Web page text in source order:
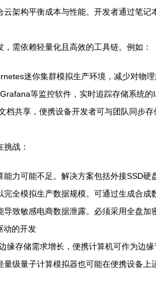
架构平衡成本与性能。开发者通过笔
需依赖轻量化且高效的工具链。例如：
迷你集群模拟生产环境，减少对物理
等监控软件，实时追踪存储系统的
档共享，便携设备开发者可与团队同步存
战：
力可能不足。解决方案包括外接SSD
全模拟生产数据规模。可通过生成合成
致敏感电商数据泄露。必须采用全盘加
动的开发
缘存储需求增长，便携计算机可作为边
级量子计算模拟器也可能在便携设备上